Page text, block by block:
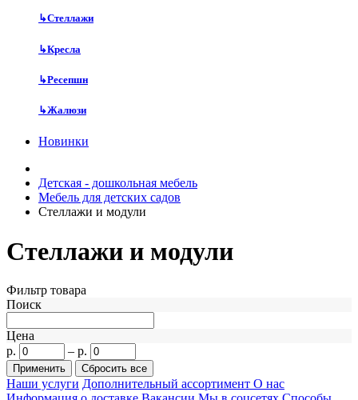
↳Стеллажи
↳Кресла
↳Ресепшн
↳Жалюзи
Новинки
Детская - дошкольная мебель
Мебель для детских садов
Стеллажи и модули
Стеллажи и модули
Фильтр товара
Поиск
Цена
р.
– р.
Наши услуги Дополнительный ассортимент О нас